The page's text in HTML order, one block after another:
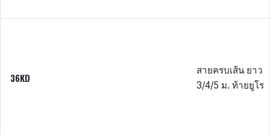
36KD
สายครบเส้น ยาว
3/4/5 ม. ท้ายยูโร